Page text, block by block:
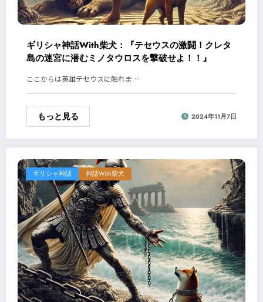
ギリシャ神話With柴犬：『テセウスの激闘！クレタ
島の迷宮に潜むミノタウロスを撃破せよ！！』
ここからは英雄テセウスに触れま…
もっと見る 2024年11月7日
ギリシャ神話 神話With柴犬